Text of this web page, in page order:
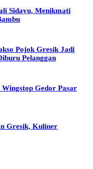
Sidayu, Menikmati
Pojok Gresik Jadi
Pelanggan
Gedor Pasar
Gresik, Kuliner